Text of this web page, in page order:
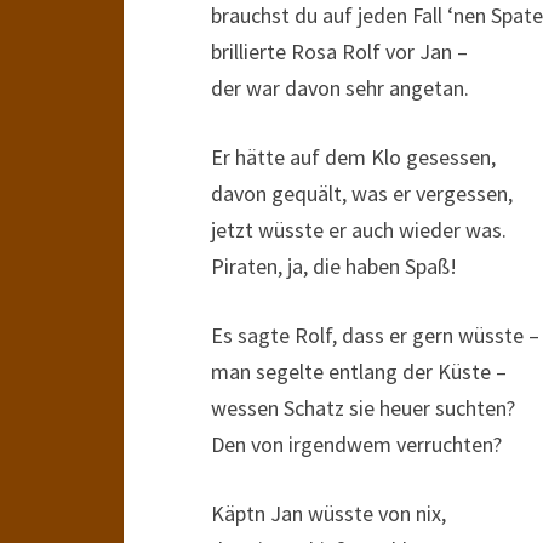
brauchst du auf jeden Fall ‘nen
brillierte Rosa Rolf vor Jan –
der war davon sehr angetan.
Er hätte auf dem Klo gesessen,
davon gequält, was er vergessen,
jetzt wüsste er auch wieder was.
Piraten, ja, die haben Spaß!
Es sagte Rolf, dass er gern wüsste –
man segelte entlang der Küste –
wessen Schatz sie heuer suchten?
Den von irgendwem verruchten?
Käptn Jan wüsste von nix,